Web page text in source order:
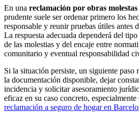
En una reclamación por obras
prudente suele ser ordenar primero los
responsable y reunir pruebas útiles antes
La respuesta adecuada dependerá del
de las molestias y del encaje entre
comunitario y eventual responsabilidad
Si la situación persiste, un siguiente paso
la documentación disponible, dejar
incidencia y solicitar asesoramiento
eficaz en su caso concreto,
reclamación a seguro de hogar en